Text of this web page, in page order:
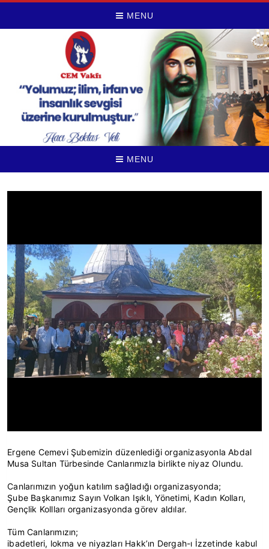
MENU
MENU
Ergene Cemevi Şubemizin düzenlediği organizasyonla Abdal
Musa Sultan Türbesinde Canlarımızla birlikte niyaz Olundu.
Canlarımızın yoğun katılım sağladığı organizasyonda;
Şube Başkanımız Sayın Volkan Işıklı, Yönetimi, Kadın Kolları,
Gençlik Kollları organizasyonda görev aldılar.
Tüm Canlarımızın;
ibadetleri, lokma ve niyazları Hakk’ın Dergah-ı İzzetinde kabul